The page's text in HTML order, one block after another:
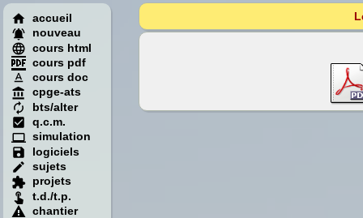
accueil
nouveau
cours html
cours pdf
cours doc
cpge-ats
bts/alter
q.c.m.
simulation
logiciels
sujets
projets
t.d./t.p.
chantier